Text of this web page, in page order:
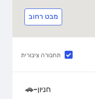
מבט רחוב
תחבורה ציבורית
חניון-
🚗